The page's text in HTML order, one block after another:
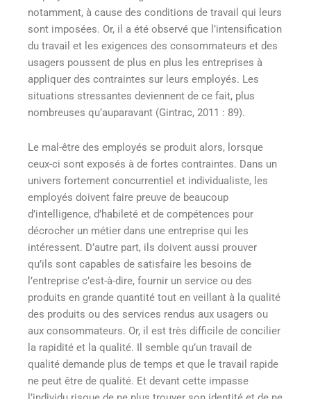
notamment, à cause des conditions de travail qui leurs
sont imposées. Or, il a été observé que l’intensification
du travail et les exigences des consommateurs et des
usagers poussent de plus en plus les entreprises à
appliquer des contraintes sur leurs employés. Les
situations stressantes deviennent de ce fait, plus
nombreuses qu’auparavant (Gintrac, 2011 : 89).
Le mal-être des employés se produit alors, lorsque
ceux-ci sont exposés à de fortes contraintes. Dans un
univers fortement concurrentiel et individualiste, les
employés doivent faire preuve de beaucoup
d’intelligence, d’habileté et de compétences pour
décrocher un métier dans une entreprise qui les
intéressent. D’autre part, ils doivent aussi prouver
qu’ils sont capables de satisfaire les besoins de
l’entreprise c’est-à-dire, fournir un service ou des
produits en grande quantité tout en veillant à la qualité
des produits ou des services rendus aux usagers ou
aux consommateurs. Or, il est très difficile de concilier
la rapidité et la qualité. Il semble qu’un travail de
qualité demande plus de temps et que le travail rapide
ne peut être de qualité. Et devant cette impasse